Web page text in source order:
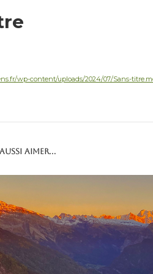
wp-content/uploads/2024/07/Sans-
aimer...